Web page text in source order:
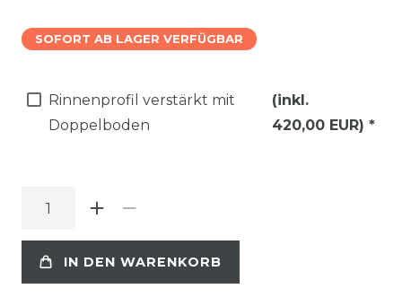
SOFORT AB LAGER VERFÜGBAR
Rinnenprofil verstärkt mit
Doppelboden
(inkl.
420,00 EUR)*
IN DEN WARENKORB